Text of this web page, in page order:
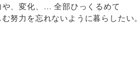
や、変化、… 全部ひっくるめて
努力を忘れないように暮らしたい。